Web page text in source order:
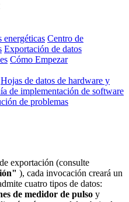
energéticas Centro de
Exportación de datos
Cómo Empezar
Hojas de datos de hardware y
de implementación de software
de problemas
exportación (consulte
), cada invocación creará un
cuatro tipos de datos:
de medidor de pulso y